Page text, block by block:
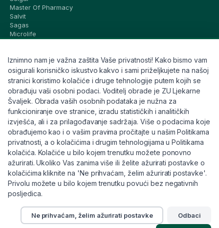
Master Of Pharmacy
Salvit
Sagas
Microlife
CeraVe
Eucerin
Avene
Bioderma
Svi brandovi
Info
Trebate pomoć ili imate pitanja?
+385 91 6191 901
info@eljekarna24.hr
© 2026 eljekarna24. Sva prava pridržana.
Iznimno nam je važna zaštita Vaše privatnosti! Kako bismo vam
osigurali korisničko iskustvo kakvo i sami priželjkujete na našoj
stranici koristimo kolačiće i druge tehnologije putem kojih se
obrađuju vaši osobni podaci. Voditelj obrade je ZU Ljekarne
Švaljek. Obrada vaših osobnih podataka je nužna za
funkcioniranje ove stranice, izradu statističkih i analitičkih
izvješća, ali i za prilagođavanje sadržaja. Više o podacima koje
obrađujemo kao i o vašim pravima pročitajte u našim Politikama
privatnosti, a o kolačićima i drugim tehnologijama u Politikama
kolačića. Kolačiće u bilo kojem trenutku možete ponovno
ažurirati. Ukoliko Vas zanima više ili želite ažurirati postavke o
kolačićima kliknite na 'Ne prihvaćam, želim ažurirati postavke'.
Privolu možete u bilo kojem trenutku povući bez negativnih
posljedica.
Ne prihvaćam, želim ažurirati postavke Odbaci